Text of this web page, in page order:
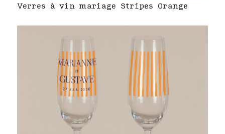
Verres à vin mariage Stripes Orange